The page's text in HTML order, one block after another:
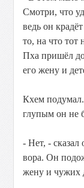
Смотри, что
ведь он
то, на что
Пха пришёл
его жену и
Кхем
глупым он не
- Нет, - сказал
вора. Он
жену и чужих